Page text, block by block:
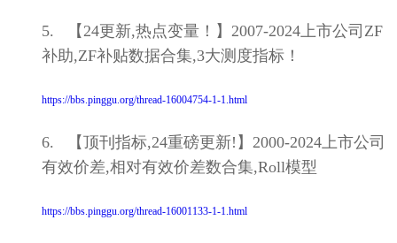
5. 【24更新,热点变量！】2007-2024上市公司ZF
补助,ZF补贴数据合集,3大测度指标！
https://bbs.pinggu.org/thread-16004754-1-1.html
6. 【顶刊指标,24重磅更新!】2000-2024上市公司
有效价差,相对有效价差数合集,Roll模型
https://bbs.pinggu.org/thread-16001133-1-1.html